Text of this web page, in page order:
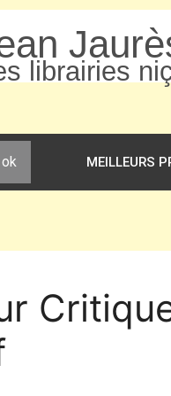
librairies
ok MEILLEURS